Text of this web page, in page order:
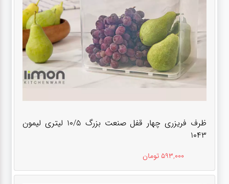
ظرف فریزری چهار قفل صنعت بزرگ 10/5 لیتری لیمون
1043
593,000 تومان